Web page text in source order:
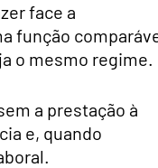
face a
função
o mesmo regime.
a prestação à
e, quando